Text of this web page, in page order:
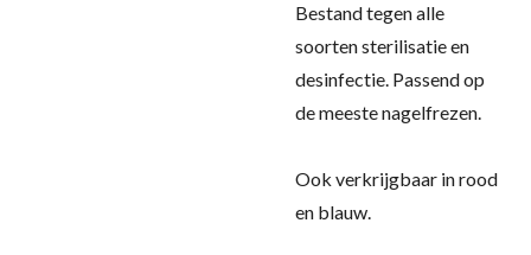
Bestand tegen alle
soorten sterilisatie en
desinfectie. Passend op
de meeste nagelfrezen.
Ook verkrijgbaar in rood
en blauw.